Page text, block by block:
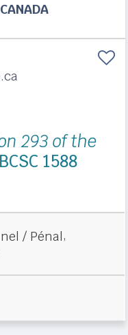
293 of the
1588
/ Pénal,